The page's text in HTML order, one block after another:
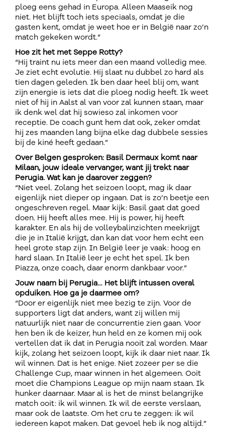
ploeg eens gehad in Europa. Alleen Maaseik nog
niet. Het blijft toch iets speciaals, omdat je die
gasten kent, omdat je weet hoe er in België naar zo’n
match gekeken wordt.”
Hoe zit het met Seppe Rotty?
“Hij traint nu iets meer dan een maand volledig mee.
Je ziet echt evolutie. Hij slaat nu dubbel zo hard als
tien dagen geleden. Ik ben daar heel blij om, want
zijn energie is iets dat die ploeg nodig heeft. Ik weet
niet of hij in Aalst al van voor zal kunnen staan, maar
ik denk wel dat hij sowieso zal inkomen voor
receptie. De coach gunt hem dat ook, zeker omdat
hij zes maanden lang bijna elke dag dubbele sessies
bij de kiné heeft gedaan.”
Over Belgen gesproken: Basil Dermaux komt naar
Milaan, jouw ideale vervanger, want jij trekt naar
Perugia. Wat kan je daarover zeggen?
“Niet veel. Zolang het seizoen loopt, mag ik daar
eigenlijk niet dieper op ingaan. Dat is zo’n beetje een
ongeschreven regel. Maar kijk: Basil gaat dat goed
doen. Hij heeft alles mee. Hij is power, hij heeft
karakter. En als hij de volleybalinzichten meekrijgt
die je in Italië krijgt, dan kan dat voor hem echt een
heel grote stap zijn. In België leer je vaak: hoog en
hard slaan. In Italië leer je echt het spel. Ik ben
Piazza, onze coach, daar enorm dankbaar voor.”
Jouw naam bij Perugia… Het blijft intussen overal
opduiken. Hoe ga je daarmee om?
“Door er eigenlijk niet mee bezig te zijn. Voor de
supporters ligt dat anders, want zij willen mij
natuurlijk niet naar de concurrentie zien gaan. Voor
hen ben ik de keizer, hun held en ze komen mij ook
vertellen dat ik dat in Perugia nooit zal worden. Maar
kijk, zolang het seizoen loopt, kijk ik daar niet naar. Ik
wil winnen. Dat is het enige. Niet zozeer per se die
Challenge Cup, maar winnen in het algemeen. Ooit
moet die Champions League op mijn naam staan. Ik
hunker daarnaar. Maar al is het de minst belangrijke
match ooit: ik wil winnen. Ik wil de eerste verslaan,
maar ook de laatste. Om het cru te zeggen: ik wil
iedereen kapot maken. Dat gevoel heb ik nog altijd.”